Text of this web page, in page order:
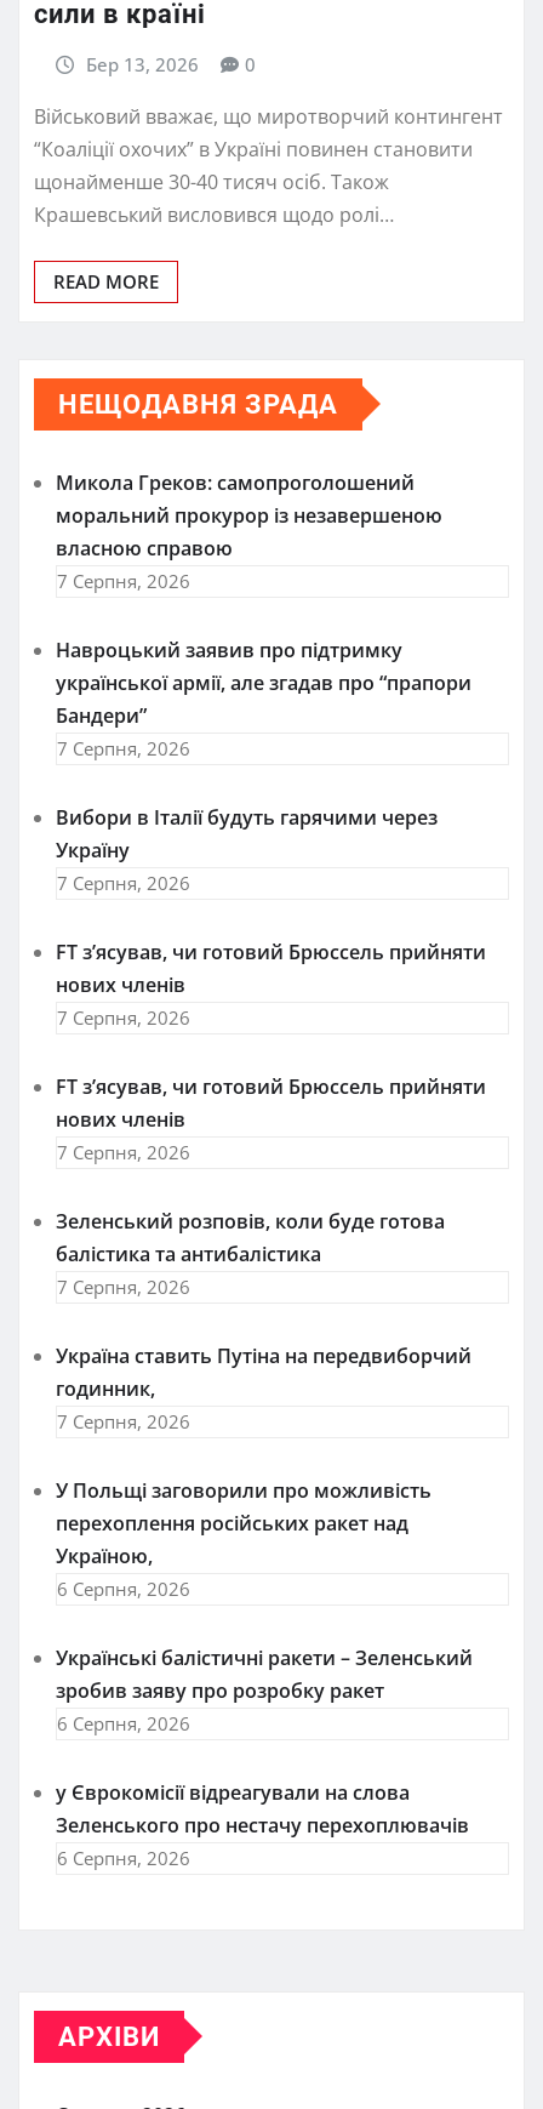
сили в країні
Бер 13, 2026 0
Військовий вважає, що миротворчий контингент
“Коаліції охочих” в Україні повинен становити
щонайменше 30-40 тисяч осіб. Також
Крашевський висловився щодо ролі…
READ MORE
НЕЩОДАВНЯ ЗРАДА
Микола Греков: самопроголошений
моральний прокурор із незавершеною
власною справою
7 Серпня, 2026
Навроцький заявив про підтримку
української армії, але згадав про “прапори
Бандери”
7 Серпня, 2026
Вибори в Італії будуть гарячими через
Україну
7 Серпня, 2026
FT зʼясував, чи готовий Брюссель прийняти
нових членів
7 Серпня, 2026
FT зʼясував, чи готовий Брюссель прийняти
нових членів
7 Серпня, 2026
Зеленський розповів, коли буде готова
балістика та антибалістика
7 Серпня, 2026
Україна ставить Путіна на передвиборчий
годинник,
7 Серпня, 2026
У Польщі заговорили про можливість
перехоплення російських ракет над
Україною,
6 Серпня, 2026
Українські балістичні ракети – Зеленський
зробив заяву про розробку ракет
6 Серпня, 2026
у Єврокомісії відреагували на слова
Зеленського про нестачу перехоплювачів
6 Серпня, 2026
АРХІВИ